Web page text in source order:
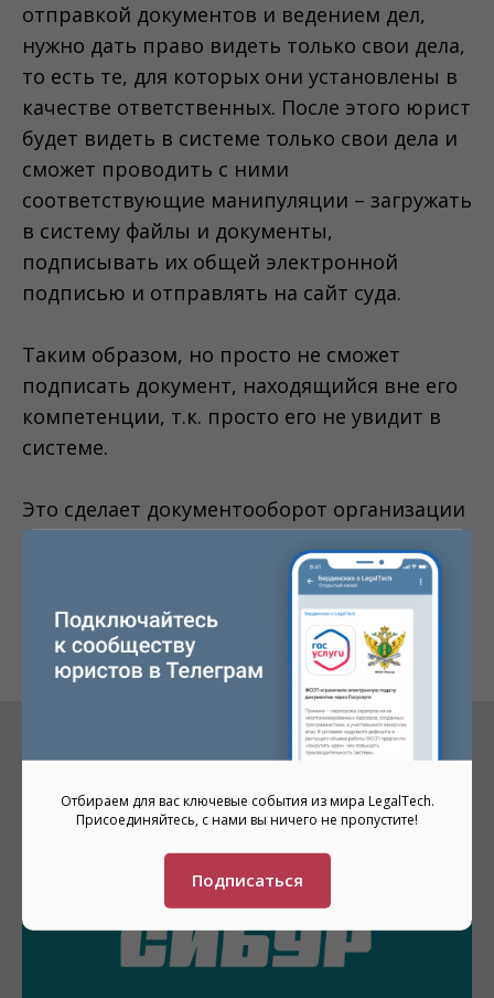
отправкой документов и ведением дел,
нужно дать право видеть только свои дела,
то есть те, для которых они установлены в
качестве ответственных. После этого юрист
будет видеть в системе только свои дела и
сможет проводить с ними
соответствующие манипуляции – загружать
в систему файлы и документы,
подписывать их общей электронной
подписью и отправлять на сайт суда.
Таким образом, но просто не сможет
подписать документ, находящийся вне его
компетенции, т.к. просто его не увидит в
системе.
Это сделает документооборот организации
безопаснее, снизит или полностью
устранит вероятность ошибки из-за
человеческого фактора и позволит
сэкономить время и деньги на получение
ЭЦП для всех сотрудников.
Истории клиентов
Отбираем для вас ключевые события из мира LegalTech.
Присоединяйтесь, с нами вы ничего не пропустите!
Подписаться